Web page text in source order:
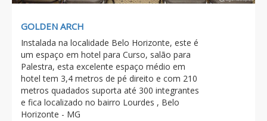
GOLDEN ARCH
Instalada na localidade Belo Horizonte, este é
um espaço em hotel para Curso, salão para
Palestra, esta excelente espaço médio em
hotel tem 3,4 metros de pé direito e com 210
metros quadados suporta até 300 integrantes
e fica localizado no bairro Lourdes , Belo
Horizonte - MG